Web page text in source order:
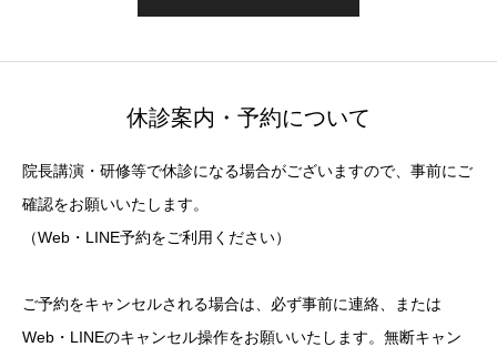
休診案内・予約について
院長講演・研修等で休診になる場合がございますので、事前にご
確認をお願いいたします。
（Web・LINE予約をご利用ください）
ご予約をキャンセルされる場合は、必ず事前に連絡、または
Web・LINEのキャンセル操作をお願いいたします。無断キャン